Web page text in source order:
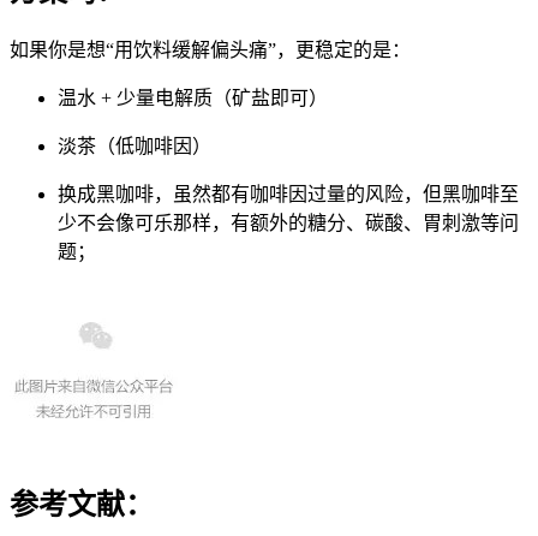
如果你是想“用饮料缓解偏头痛”，更稳定的是：
温水 + 少量电解质（矿盐即可）
淡茶（低咖啡因）
换成黑咖啡，虽然都有咖啡因过量的风险，但黑咖啡至
少不会像可乐那样，有额外的糖分、碳酸、胃刺激等问
题；
参考文献：